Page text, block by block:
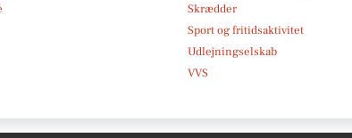
Skrædder
Sport og fritidsaktivitet
Udlejningselskab
VVS